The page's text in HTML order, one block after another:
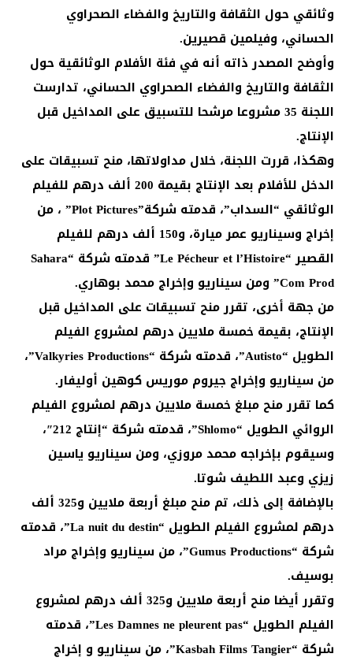
وثائقي حول الثقافة والتاريخ والفضاء الصحراوي
الحساني، وفيلمين قصيرين.
وأوضح المصدر ذاته أنه في فئة الأفلام الوثائقية حول
الثقافة والتاريخ والفضاء الصحراوي الحساني، تدارست
اللجنة 35 مشروعا مرشحا للتسبيق على المداخيل قبل
الإنتاج.
وهكذا، قررت اللجنة، خلال مداولاتها، منح تسبيقات على
الدخل للأفلام بعد الإنتاج بقيمة 200 ألف درهم للفيلم
الوثائقي “السداب”، قدمته شركة”Plot Pictures” ، من
إخراج وسيناريو عمر ميارة، و150 ألف درهم للفيلم
القصير “Le Pécheur et l’Histoire” قدمته شركة “Sahara
Com Prod” ومن سيناريو وإخراج محمد بوهاري.
من جهة أخرى، تقرر منح تسبيقات على المداخيل قبل
الإنتاج، بقيمة خمسة ملايين درهم لمشروع الفيلم
الطويل “Autisto”، قدمته شركة “Valkyries Productions”،
من سيناريو وإخراج جيروم موريس كوهين أوليفار.
كما تقرر منح مبلغ خمسة ملايين درهم لمشروع الفيلم
الروائي الطويل “Shlomo”، قدمته شركة “إنتاج 212″،
وسيقوم بإخراجه محمد مروزي، ومن سيناريو ياسين
زيزي وعبد اللطيف شوتا.
بالإضافة إلى ذلك، تم منح مبلغ أربعة ملايين و325 ألف
درهم لمشروع الفيلم الطويل “La nuit du destin”، قدمته
شركة “Gumus Productions”، من سيناريو وإخراج مراد
بوسيف.
وتقرر أيضا منح أربعة ملايين و325 ألف درهم لمشروع
الفيلم الطويل “Les Damnes ne pleurent pas”، قدمته
شركة “Kasbah Films Tangier”، من سيناريو و إخراج